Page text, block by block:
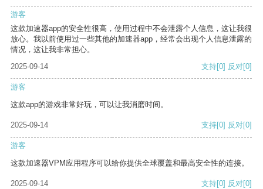
游客
这款加速器app的安全性很高，使用过程中不会泄露个人信息，这让我很
放心。我以前使用过一些其他的加速器app，经常会出现个人信息泄露的
情况，这让我非常担心。
2025-09-14
支持[0] 反对[0]
游客
这款app的游戏非常好玩，可以让我消磨时间。
2025-09-14 支持[0] 反对[0]
游客
这款加速器VPM应用程序可以给你提供全球覆盖和最高安全性的连接。
2025-09-14 支持[0] 反对[0]